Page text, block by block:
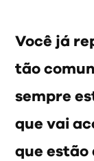
Você já
tão
sempre
que vai
que estão